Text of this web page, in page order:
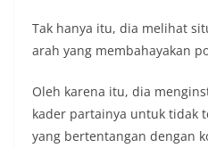
Tak hanya itu, dia melihat
arah yang membahayakan
Oleh karena itu, dia
kader partainya untuk tidak
yang bertentangan dengan